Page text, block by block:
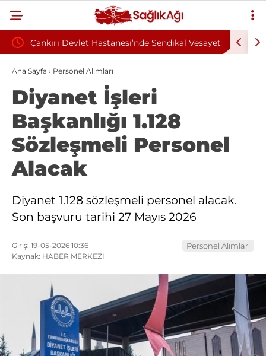
Çankırı Devlet Hastanesi’nde Sendikal Vesayet
İddiası: Maaş Kesme Cezası Talep Edildi
Ana Sayfa › Personel Alımları
Diyanet İşleri
Başkanlığı 1.128
Sözleşmeli Personel
Alacak
Diyanet 1.128 sözleşmeli personel alacak.
Son başvuru tarihi 27 Mayıs 2026
Giriş: 19-05-2026 10:36
Kaynak: HABER MERKEZI
Personel Alımları